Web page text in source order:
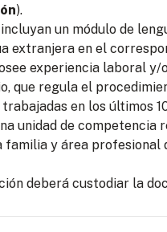
).
un módulo de
extranjera en el
experiencia laboral
que regula el
en los últimos
unidad de
familia y área profesional
deberá custodiar la